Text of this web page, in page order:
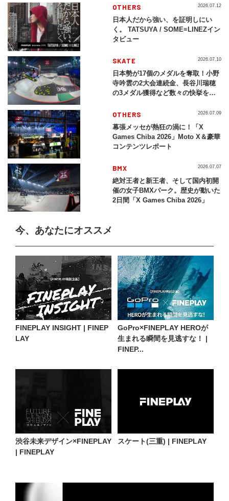
OTHERS
日本人だから強い、を証明しにい
く。 TATSUYA / SOME≡LINEZイン
タビュー
2026.07.12
SKATE
日本勢が17個のメダルを奪取！小野
寺吟雲の2大会連続金、長谷川瑞穂
の3メダル獲得など数々の快挙をプ
2026」
2026.07.10
OTHERS
幕張メッセが熱狂の渦に！「X
Games Chiba 2026」Moto X＆豪華
コンテンツレポート
2026.07.09
BMX
絶対王者と新王者、そして国内初開
催の女子BMXパーク。歴史が動いた
2日間「X Games Chiba 2026」
2026.07.07
今、あなたにオススメ
FINEPLAY INSIGHT | FINEP
LAY
GoPro×FINEPLAY HEROが
生まれる瞬間を見逃すな！ |
FINEP...
渋谷未来デザイン×FINEPLAY
| FINEPLAY
スケート(三重) | FINEPLAY